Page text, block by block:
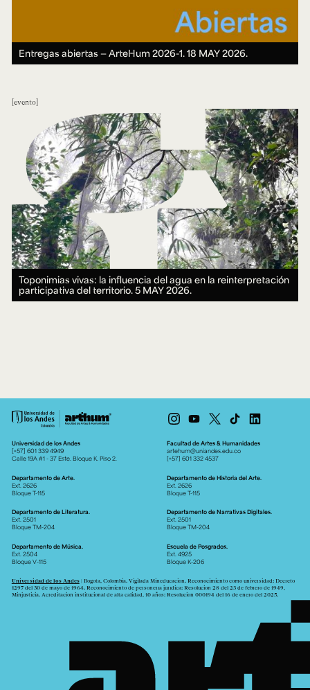
Entregas abiertas — ArteHum 2026-1.18 MAY 2026.
evento
Toponimias vivas: la influencia del agua en la reinterpretación
participativa del territorio.5 MAY 2026.
Universidad de los Andes
[+57] 601 339 4949
Calle 19A #1 - 37 Este. Bloque K. Piso 2.
Facultad de Artes & Humanidades
artehum@uniandes.edu.co
[+57] 601 332 4537
Departamento de Arte.
Ext. 2626
Bloque T-115
Departamento de Historia del Arte.
Ext. 2626
Bloque T-115
Departamento de Literatura.
Ext. 2501
Bloque TM-204
Departamento de Narrativas Digitales.
Ext. 2501
Bloque TM-204
Departamento de Música.
Ext. 2504
Bloque V-115
Escuela de Posgrados.
Ext. 4925
Bloque K-206
Universidad de los Andes| Bogotá, Colombia. Vigilada Mineducación. Reconocimiento como universidad: Decreto
1297 del 30 de mayo de 1964. Reconocimiento de personería jurídica: Resolución 28 del 23 de febrero de 1949,
Minjusticia. Acreditación institucional de alta calidad, 10 años: Resolución 000194 del 16 de enero del 2025.